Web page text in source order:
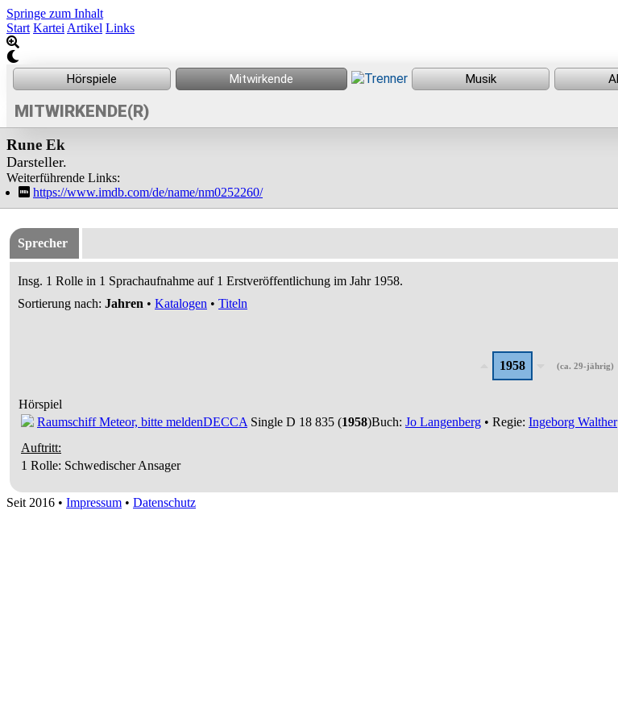
Springe zum Inhalt
Start Kartei Artikel Links
MITWIRKENDE(R)
Rune Ek
Darsteller.
Weiterführende Links:
https://www.imdb.com/de/name/nm0252260/
Sprecher
Insg. 1 Rolle in 1 Sprachaufnahme auf 1 Erstveröffentlichung im Jahr 1958.
Sortierung nach: Jahren • Katalogen • Titeln
1958 (ca. 29-jährig)
Hörspiel
Raumschiff Meteor, bitte meldenDECCA Single D 18 835 (1958)Buch: Jo Langenberg • Regie: Ingeborg Walther
Auftritt:
1 Rolle: Schwedischer Ansager
Seit 2016 • Impressum • Datenschutz